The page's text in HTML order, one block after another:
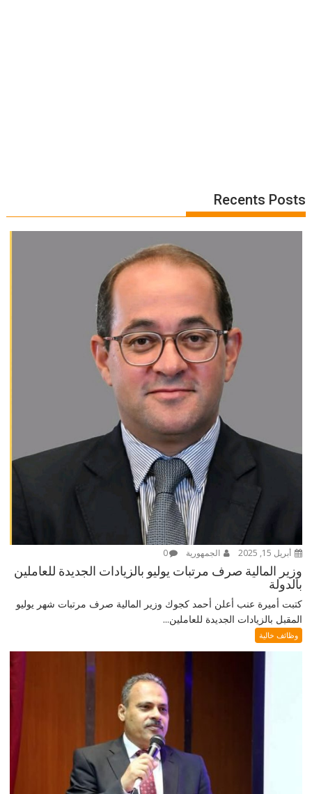
Recents Posts
أبريل 15, 2025 الجمهورية 0
وزير المالية صرف مرتبات يوليو بالزيادات الجديدة للعاملين
بالدولة
كتبت أميرة عنب أعلن أحمد كجوك وزير المالية صرف مرتبات شهر يوليو
المقبل بالزيادات الجديدة للعاملين...
وظائف خالية